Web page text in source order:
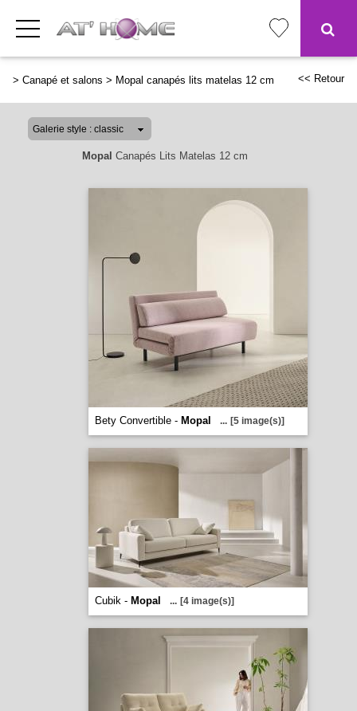
> Canapé et salons > Mopal canapés lits matelas 12 cm << Retour
Mopal Canapés Lits Matelas 12 cm
Bety Convertible - Mopal ... [5 image(s)]
Cubik - Mopal ... [4 image(s)]